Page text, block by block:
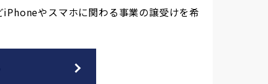
iPhoneやスマホに関わる事業の譲受けを希